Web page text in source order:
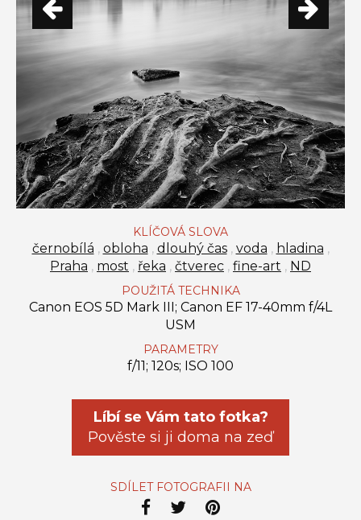
KLÍČOVÁ SLOVA
černobílá , obloha , dlouhý čas, voda , hladina ,
Praha , most , řeka , čtverec , fine-art , ND
POUŽITÁ TECHNIKA
Canon EOS 5D Mark III; Canon EF 17-40mm f/4L
USM
PARAMETRY
f/11; 120s; ISO 100
Líbí se Vám tato fotka?
Pověste si ji doma na zeď
SDÍLET FOTOGRAFII NA